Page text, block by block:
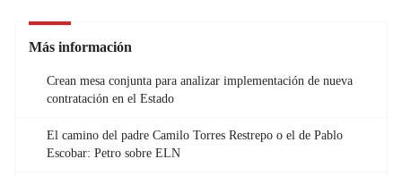
Más información
Crean mesa conjunta para analizar implementación de nueva
contratación en el Estado
El camino del padre Camilo Torres Restrepo o el de Pablo
Escobar: Petro sobre ELN